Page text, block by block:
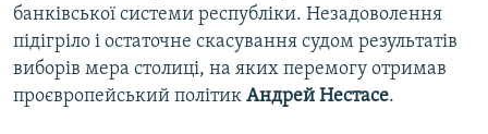
банківської системи республіки. Незадоволення
підігріло і остаточне скасування судом результатів
виборів мера столиці, на яких перемогу отримав
проєвропейський політик Андрей Нестасе.